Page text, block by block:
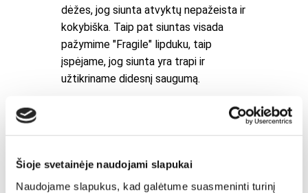
Šioje svetainėje naudojami slapukai
Naudojame slapukus, kad galėtume suasmeninti turinį
dėžes, jog siunta atvyktų nepažeista ir
kokybiška. Taip pat siuntas visada
pažymime "Fragile" lipduku, taip
įspėjame, jog siunta yra trapi ir
užtikriname didesnį saugumą.